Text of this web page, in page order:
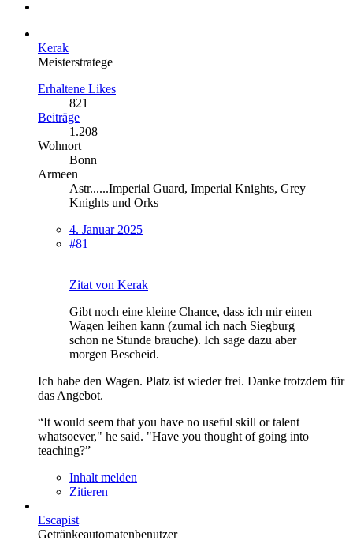
Kerak
Meisterstratege
Erhaltene Likes
821
Beiträge
1.208
Wohnort
Bonn
Armeen
Astr......Imperial Guard, Imperial Knights, Grey
Knights und Orks
4. Januar 2025
#81
Zitat von Kerak
Gibt noch eine kleine Chance, dass ich mir einen
Wagen leihen kann (zumal ich nach Siegburg
schon ne Stunde brauche). Ich sage dazu aber
morgen Bescheid.
Ich habe den Wagen. Platz ist wieder frei. Danke trotzdem für
das Angebot.
“It would seem that you have no useful skill or talent
whatsoever," he said. "Have you thought of going into
teaching?”
Inhalt melden
Zitieren
Escapist
Getränkeautomatenbenutzer